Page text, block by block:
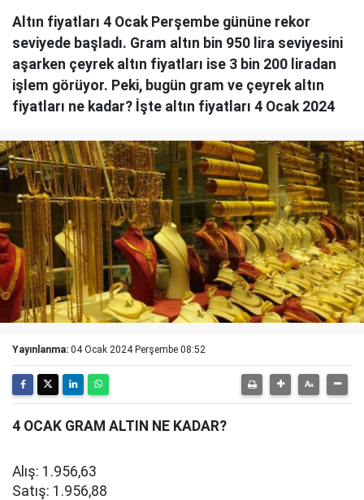
Altın fiyatları 4 Ocak Perşembe gününe rekor
seviyede başladı. Gram altın bin 950 lira seviyesini
aşarken çeyrek altın fiyatları ise 3 bin 200 liradan
işlem görüyor. Peki, bugün gram ve çeyrek altın
fiyatları ne kadar? İşte altın fiyatları 4 Ocak 2024
Yayınlanma: 04 Ocak 2024 Perşembe 08:52
4 OCAK GRAM ALTIN NE KADAR?
Alış: 1.956,63
Satış: 1.956,88